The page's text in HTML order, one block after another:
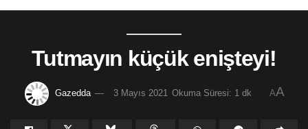
Tutmayın küçük enişteyi!
Gazedda 3 Mayıs 2021 Okuma Süresi: 1 dk AA